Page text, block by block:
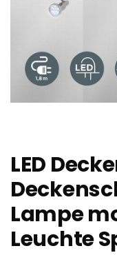
LED
Lampe
Leuchte